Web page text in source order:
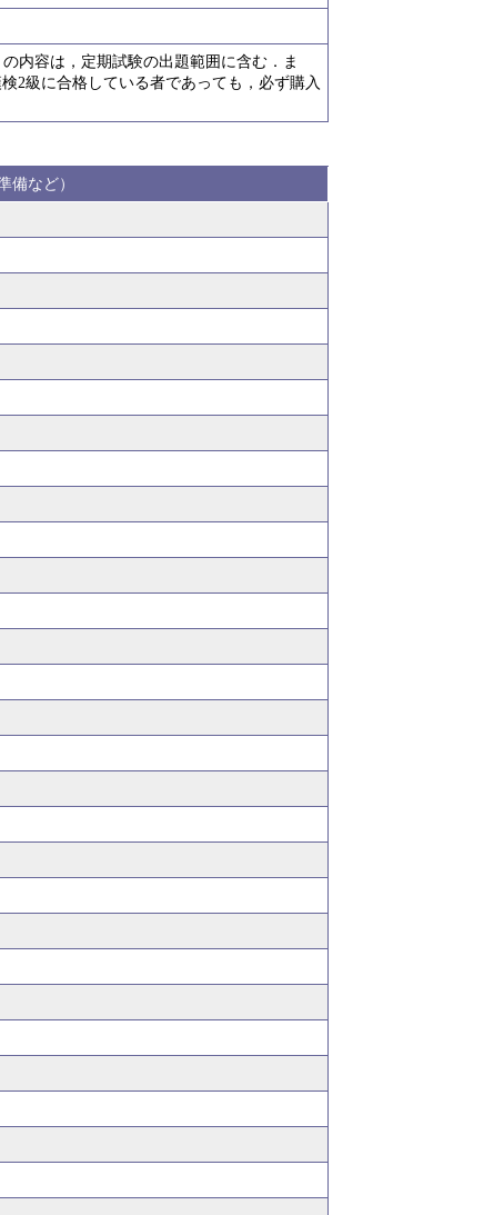
内容は，定期試験の出題範囲に含む．ま
2級に合格している者であっても，必ず購入
備など）